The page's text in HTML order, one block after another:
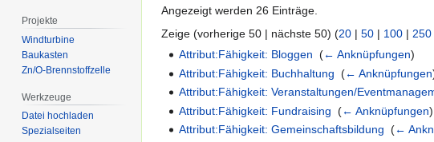
Angezeigt werden 26 Einträge.
Zeige (vorherige 50 | nächste 50) (20 | 50 | 100 | 250
Attribut:Fähigkeit: Bloggen ‎(← Anknüpfungen)
Attribut:Fähigkeit: Buchhaltung ‎(← Anknüpfungen
Attribut:Fähigkeit: Veranstaltungen/
Attribut:Fähigkeit: Fundraising ‎(← Anknüpfungen)
Attribut:Fähigkeit: Gemeinschaftsbildung ‎(←
Projekte
Windturbine
Baukasten
Zn/O-Brennstoffzelle
Werkzeuge
Datei hochladen
Spezialseiten